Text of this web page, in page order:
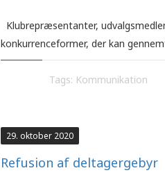
Klubrepræsentanter,
konkurrenceformer, der kan
Tags: Kommunikation
29. oktober 2020
Refusion af deltagergebyr